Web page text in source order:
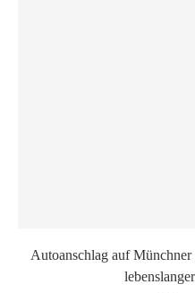
Autoanschlag auf